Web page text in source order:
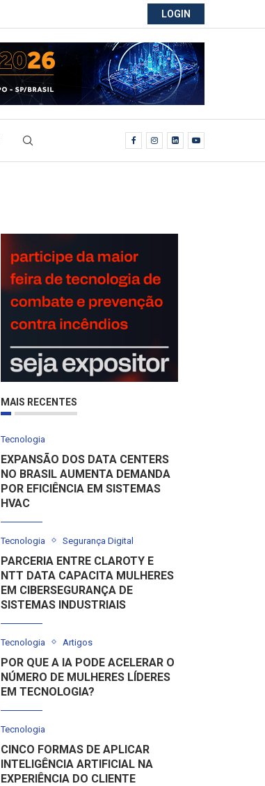
LOGIN
MAIS RECENTES
Tecnologia
EXPANSÃO DOS DATA CENTERS
NO BRASIL AUMENTA DEMANDA
POR EFICIÊNCIA EM SISTEMAS
HVAC
Tecnologia Segurança Digital
PARCERIA ENTRE CLAROTY E
NTT DATA CAPACITA MULHERES
EM CIBERSEGURANÇA DE
SISTEMAS INDUSTRIAIS
Tecnologia Artigos
POR QUE A IA PODE ACELERAR O
NÚMERO DE MULHERES LÍDERES
EM TECNOLOGIA?
Tecnologia
CINCO FORMAS DE APLICAR
INTELIGÊNCIA ARTIFICIAL NA
EXPERIÊNCIA DO CLIENTE